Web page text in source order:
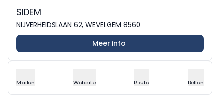
SIDEM
NIJVERHEIDSLAAN 62, WEVELGEM 8560
Meer info
Mailen Website Route Bellen